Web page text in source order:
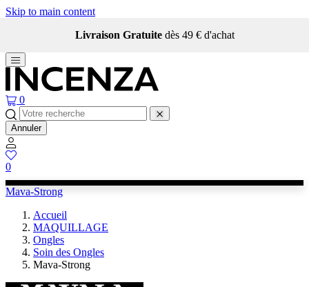
Skip to main content
Livraison Gratuite dès 49 € d'achat
0
Annuler
0
Mava-Strong
Accueil
MAQUILLAGE
Ongles
Soin des Ongles
Mava-Strong